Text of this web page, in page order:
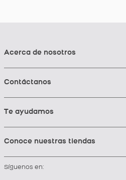
Acerca de nosotros
Contáctanos
Te ayudamos
Conoce nuestras tiendas
Síguenos en: